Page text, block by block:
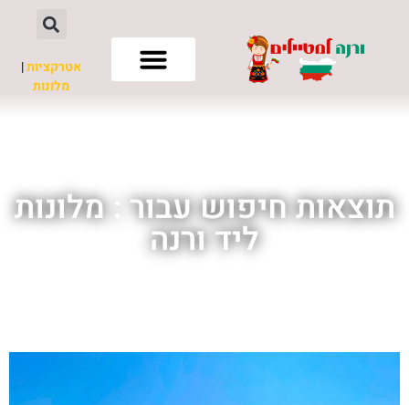
אטרקציות|
מלונות
תוצאות חיפוש עבור : מלונות
ליד ורנה